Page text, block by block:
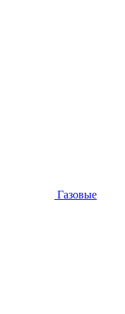
Газовые